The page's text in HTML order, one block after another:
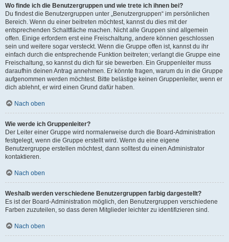
Wo finde ich die Benutzergruppen und wie trete ich ihnen bei?
Du findest die Benutzergruppen unter „Benutzergruppen“ im persönlichen
Bereich. Wenn du einer beitreten möchtest, kannst du dies mit der
entsprechenden Schaltfläche machen. Nicht alle Gruppen sind allgemein
offen. Einige erfordern erst eine Freischaltung, andere können geschlossen
sein und weitere sogar versteckt. Wenn die Gruppe offen ist, kannst du ihr
einfach durch die entsprechende Funktion beitreten; verlangt die Gruppe eine
Freischaltung, so kannst du dich für sie bewerben. Ein Gruppenleiter muss
daraufhin deinen Antrag annehmen. Er könnte fragen, warum du in die Gruppe
aufgenommen werden möchtest. Bitte belästige keinen Gruppenleiter, wenn er
dich ablehnt, er wird einen Grund dafür haben.
Nach oben
Wie werde ich Gruppenleiter?
Der Leiter einer Gruppe wird normalerweise durch die Board-Administration
festgelegt, wenn die Gruppe erstellt wird. Wenn du eine eigene
Benutzergruppe erstellen möchtest, dann solltest du einen Administrator
kontaktieren.
Nach oben
Weshalb werden verschiedene Benutzergruppen farbig dargestellt?
Es ist der Board-Administration möglich, den Benutzergruppen verschiedene
Farben zuzuteilen, so dass deren Mitglieder leichter zu identifizieren sind.
Nach oben